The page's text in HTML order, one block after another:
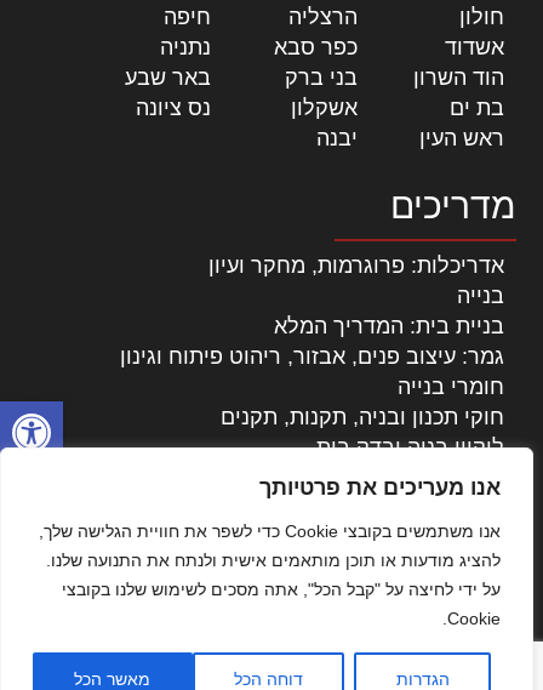
פתח
אנו מעריכים את פרטיותך
אנו משתמשים בקובצי Cookie כדי לשפר את חוויית הגלישה שלך,
להציג מודעות או תוכן מותאמים אישית ולנתח את התנועה שלנו.
על ידי לחיצה על "קבל הכל", אתה מסכים לשימוש שלנו בקובצי
Cookie.
הגדרות דוחה הכל מאשר הכל
חולון
הרצליה חיפה
אשדוד
כפר סבא נתניה
הוד השרון
בני ברק באר שבע
בת ים
אשקלון נס ציונה
ראש העין
יבנה
מדריכים
אדריכלות: פרוגרמות, מחקר ועיון
בנייה
בניית בית: המדריך המלא
גמר: עיצוב פנים, אבזור, ריהוט פיתוח וגינון
חומרי בנייה
חוקי תכנון ובניה, תקנות, תקנים
ליקויי בניה ובדק בית
נדל"ן: זכויות, אגרות ועסקאות
עקרונות ניהול אחזקה מתקדמות
צילום אדריכלי
שיווק נדלן
שיטות בניה: מפרטים והמלצות
תוכן שיווקי